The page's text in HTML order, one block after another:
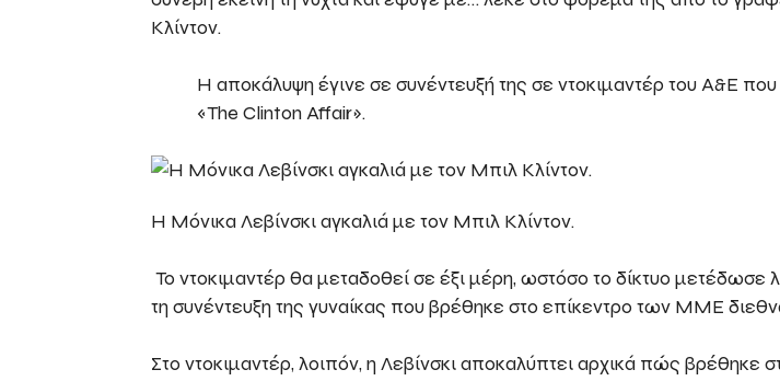
Κλίντον.
Η αποκάλυψη έγινε σε συνέντευξή της σε ντοκιμαντέρ του A&E
«The Clinton Affair».
Η Μόνικα Λεβίνσκι αγκαλιά με τον Μπιλ Κλίντον.
Το ντοκιμαντέρ θα μεταδοθεί σε έξι μέρη, ωστόσο το δίκτυο μετέδωσε
τη συνέντευξη της γυναίκας που βρέθηκε στο επίκεντρο των ΜΜΕ
Στο ντοκιμαντέρ, λοιπόν, η Λεβίνσκι αποκαλύπτει αρχικά πώς βρέθηκε